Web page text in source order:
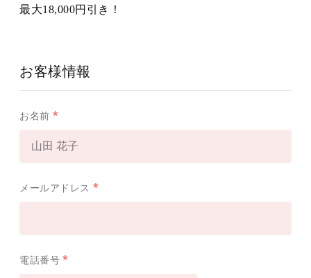
最大18,000円引き！
お客様情報
お名前
メールアドレス
電話番号